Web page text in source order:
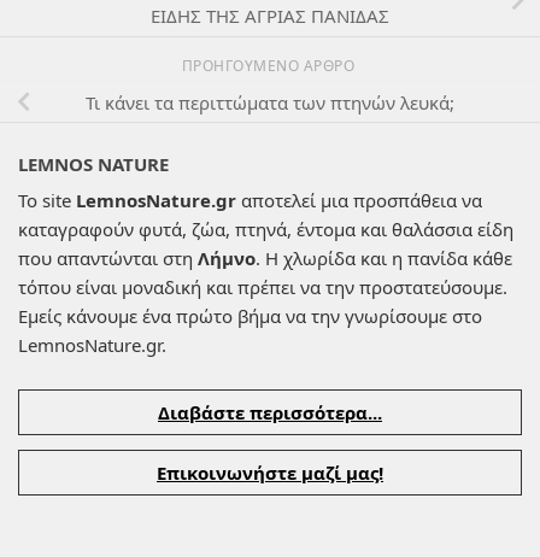
ΕΙΔΗΣ ΤΗΣ ΑΓΡΙΑΣ ΠΑΝΙΔΑΣ
ΠΡΟΗΓΟΎΜΕΝΟ ΆΡΘΡΟ
Τι κάνει τα περιττώματα των πτηνών λευκά;
LEMNOS NATURE
Το site LemnosNature.gr αποτελεί μια προσπάθεια να
καταγραφούν φυτά, ζώα, πτηνά, έντομα και θαλάσσια είδη
που απαντώνται στη Λήμνο. Η χλωρίδα και η πανίδα κάθε
τόπου είναι μοναδική και πρέπει να την προστατεύσουμε.
Εμείς κάνουμε ένα πρώτο βήμα να την γνωρίσουμε στο
LemnosNature.gr.
Διαβάστε περισσότερα...
Επικοινωνήστε μαζί μας!